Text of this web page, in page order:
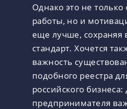
Однако это не только
работы, но и
еще лучше, сохраняя
стандарт. Хочется
важность
подобного реестра
российского
предпринимателя